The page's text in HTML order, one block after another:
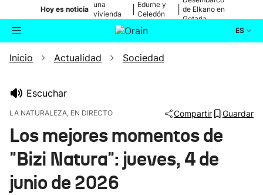
Hoy es noticia
una
vivienda
de Bilbao
Edurne y
Celedón
de Elkano en
Getaria
ES
Buscador Actualidad
Ikusmiran
Eguraldia
Inicio Actualidad Sociedad
Escuchar
LA NATURALEZA, EN DIRECTO Compartir Guardar
Los mejores momentos de
"Bizi Natura": jueves, 4 de
junio de 2026